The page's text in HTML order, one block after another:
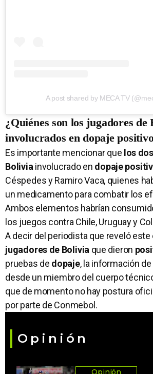
A post shared by MECA TV
¿Quiénes son los jugadores de
involucrados en dopaje
Es importante mencionar que los
Bolivia involucrado en dopaje
Céspedes y Ramiro Vaca, quienes
un medicamento para combatir los
Ambos elementos habrían
los juegos contra Chile, Uruguay y
A decir del periodista que reveló
jugadores de Bolivia que dieron
pruebas de dopaje, la información
desde un miembro del cuerpo
que de momento no hay postura
por parte de Conmebol.
Opinión
Opinión